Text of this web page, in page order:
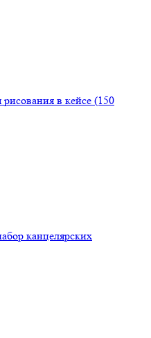
в кейсе (150
канцелярских